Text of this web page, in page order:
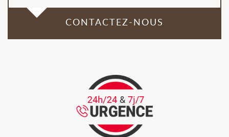
CONTACTEZ-NOUS